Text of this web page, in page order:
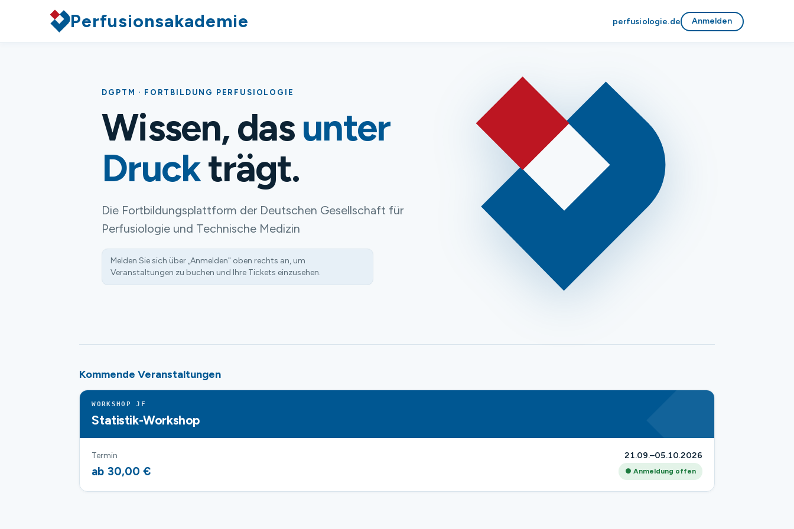
Perfusionsakademie perfusiologie.de Anmelden
DGPTM · FORTBILDUNG PERFUSIOLOGIE
Wissen, dasunter
Druckträgt.
Die Fortbildungsplattform der Deutschen Gesellschaft für
Perfusiologie und Technische Medizin
Melden Sie sich über „Anmelden" oben rechts an, um
Veranstaltungen zu buchen und Ihre Tickets einzusehen.
Kommende Veranstaltungen
WORKSHOP JF
Statistik-Workshop
Termin 21.09.–05.10.2026
ab 30,00 € ● Anmeldung offen